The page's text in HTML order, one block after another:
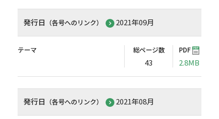
発行日 （各号へのリンク） 2021年09月
テーマ 総ページ数
43
PDF
2.8MB
発行日 （各号へのリンク） 2021年08月